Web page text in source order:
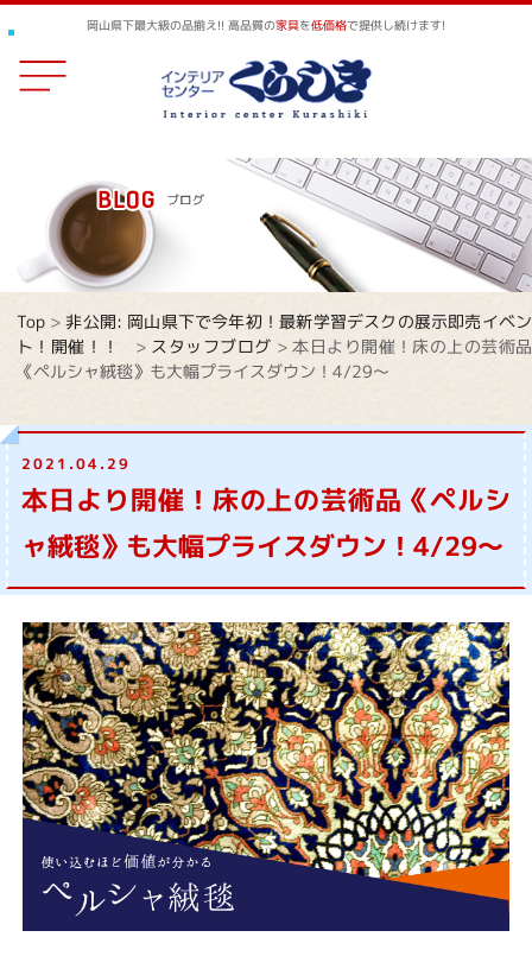
岡山県下最大級の品揃え!! 高品質の家具を低価格で提供し続けます!
Top >非公開: 岡山県下で今年初！最新学習デスクの展示即売イベン
ト！開催！！
> スタッフブログ >本日より開催！床の上の芸術品
《ペルシャ絨毯》も大幅プライスダウン！4/29～
2021.04.29
本日より開催！床の上の芸術品《ペルシ
ャ絨毯》も大幅プライスダウン！4/29～